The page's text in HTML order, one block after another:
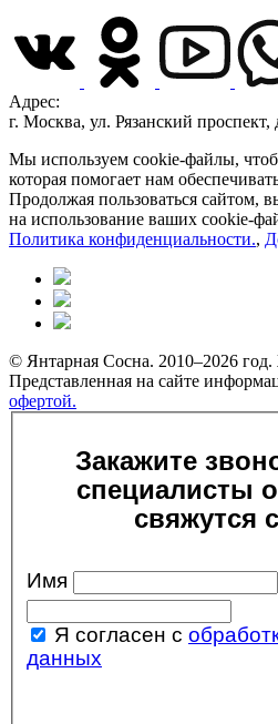
Адрес:
г. Москва, ул. Рязанский проспект,
Мы используем cookie-файлы,
которая помогает нам
Продолжая пользоваться сайтом,
на использование ваших cookie-
Политика конфиденциальности.,
© Янтарная Сосна. 2010–2026 год.
Представленная на сайте
офертой.
Закажите
специалисты
свяжутся
Имя
Я согласен с
данных